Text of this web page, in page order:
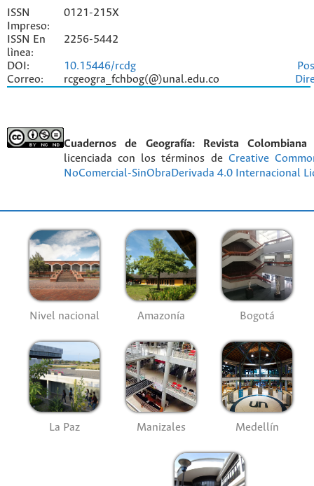
ISSN
Impreso:
0121-215X
ISSN En
lìnea:
2256-5442
DOI: 10.15446/rcdg
Correo:
rcgeogra_fchbog(@)unal.edu.co
Cuadernos de Geografía: Revista Colombiana
licenciada con los términos de Creative
NoComercial-SinObraDerivada 4.0 Internacional
Nivel nacional Amazonía Bogotá
La Paz Manizales Medellín